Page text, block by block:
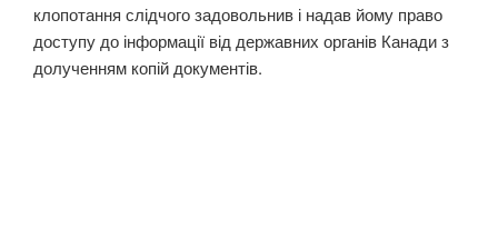
клопотання слідчого задовольнив і надав йому право
доступу до інформації від державних органів Канади з
долученням копій документів.